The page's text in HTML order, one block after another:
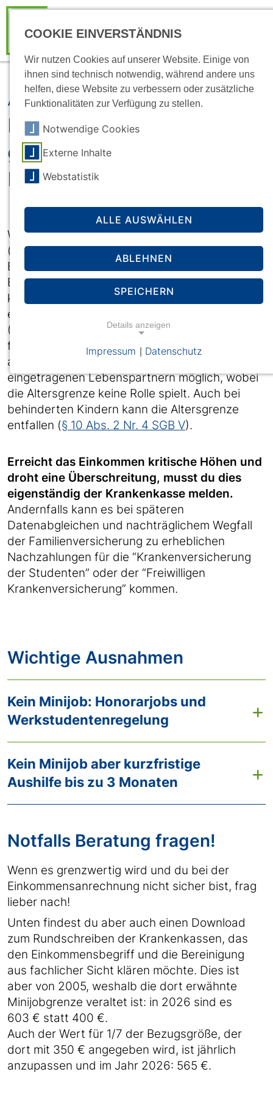
Anrechnung von
Einkommen bei der
gesetzlichen
Familienversicherung
Wer unter 25 Jahre alt ist, nicht mehr als 565 €
(Stand: 2026; bis 2025: 535 €) an monatlichem
Einkommen bezieht und gesetzlich versicherte
Eltern hat, kann in der Regel über die Eltern
kostenlos familienversichert werden. Hast du
einen Minijob, der ja mehr einbringen kann
(603 € in 2026), bleibst du auch
familienversichert. Die Familienversicherung ist
auch bei EhepartnerInnen oder gesetzlich
eingetragenen Lebenspartnern möglich, wobei
die Altersgrenze keine Rolle spielt. Auch bei
behinderten Kindern kann die Altersgrenze
entfallen (§ 10 Abs. 2 Nr. 4 SGB V).
Erreicht das Einkommen kritische Höhen und
droht eine Überschreitung, musst du dies
eigenständig der Krankenkasse melden.
Andernfalls kann es bei späteren
Datenabgleichen und nachträglichem Wegfall
der Familienversicherung zu erheblichen
Nachzahlungen für die “Krankenversicherung
der Studenten” oder der “Freiwilligen
Krankenversicherung” kommen.
Wichtige Ausnahmen
Kein Minijob: Honorarjobs und
Werkstudentenregelung
Kein Minijob aber kurzfristige
Aushilfe bis zu 3 Monaten
Notfalls Beratung fragen!
Wenn es grenzwertig wird und du bei der
Einkommensanrechnung nicht sicher bist, frag
lieber nach!
Unten findest du aber auch einen Download
zum Rundschreiben der Krankenkassen, das
den Einkommensbegriff und die Bereinigung
aus fachlicher Sicht klären möchte. Dies ist
aber von 2005, weshalb die dort erwähnte
Minijobgrenze veraltet ist: in 2026 sind es
603 € statt 400 €.
Auch der Wert für 1/7 der Bezugsgröße, der
dort mit 350 € angegeben wird, ist jährlich
anzupassen und im Jahr 2026: 565 €.
COOKIE EINVERSTÄNDNIS
Wir nutzen Cookies auf unserer Website. Einige von
ihnen sind technisch notwendig, während andere uns
helfen, diese Website zu verbessern oder zusätzliche
Funktionalitäten zur Verfügung zu stellen.
Notwendige Cookies
Externe Inhalte
Webstatistik
ALLE AUSWÄHLEN
ABLEHNEN
SPEICHERN
Details anzeigen
Impressum Datenschutz